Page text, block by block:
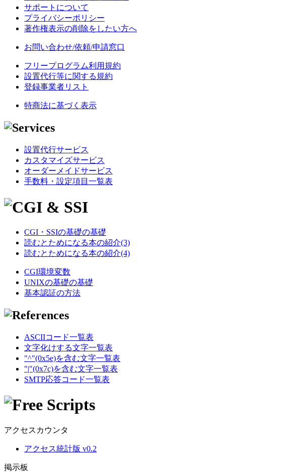
サポートについて
プライバシーポリシー
著作権表示の削除をしたい方へ
お問い合わせ/依頼/申請窓口
フリープログラム利用規約
設置代行等に関する規約
登録事業者リスト
特商法に基づく表示
設置代行サービス
カスタマイズサービス
オーダーメイドサービス
手数料・設定項目一覧表
CGI・SSIの基礎の基礎
読むとためになる本の紹介(3)
読むとためになる本の紹介(4)
CGI環境変数
UNIXの基礎の基礎
基本認証の方法
ASCIIコード一覧表
文字化けする文字一覧表
"^"(0x5e)を含む文字一覧表
"|"(0x7c)を含む文字一覧表
SMTP応答コード一覧表
アクセスカウンタ
アクセス統計版 v0.2
掲示板